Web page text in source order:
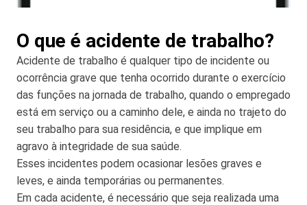
O que é acidente de trabalho?
Acidente de trabalho é qualquer tipo de incidente ou
ocorrência grave que tenha ocorrido durante o exercício
das funções na jornada de trabalho, quando o empregado
está em serviço ou a caminho dele, e ainda no trajeto do
seu trabalho para sua residência, e que implique em
agravo à integridade de sua saúde.
Esses incidentes podem ocasionar lesões graves e
leves, e ainda temporárias ou permanentes.
Em cada acidente, é necessário que seja realizada uma